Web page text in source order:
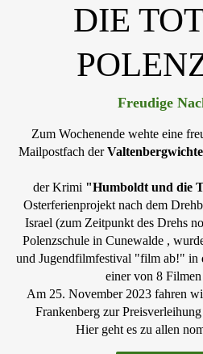
DIE
Freudige
Zum Wochenende wehte eine
Mailpostfach derV
der Krimi "Humboldt und die
Osterferienprojekt nach dem
Israel (zum Zeitpunkt des Drehs
Polenzschule in Cunewalde ,
und Jugendfilmfestival "film ab!" in
einer von 8
Am 25. November 2023 fahren
Frankenberg zur
Hier geht es zu allen